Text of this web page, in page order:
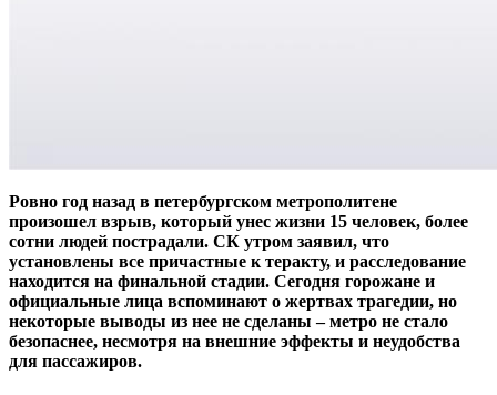
Ровно год назад в петербургском метрополитене
произошел взрыв, который унес жизни 15 человек, более
сотни людей пострадали. СК утром заявил, что
установлены все причастные к теракту, и расследование
находится на финальной стадии. Сегодня горожане и
официальные лица вспоминают о жертвах трагедии, но
некоторые выводы из нее не сделаны – метро не стало
безопаснее, несмотря на внешние эффекты и неудобства
для пассажиров.